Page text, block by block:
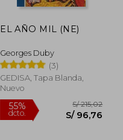
EL AÑO MIL (NE)
Georges Duby
(3)
GEDISA, Tapa Blanda,
Nuevo